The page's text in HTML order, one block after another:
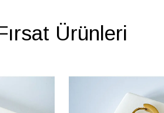
Ürünleri